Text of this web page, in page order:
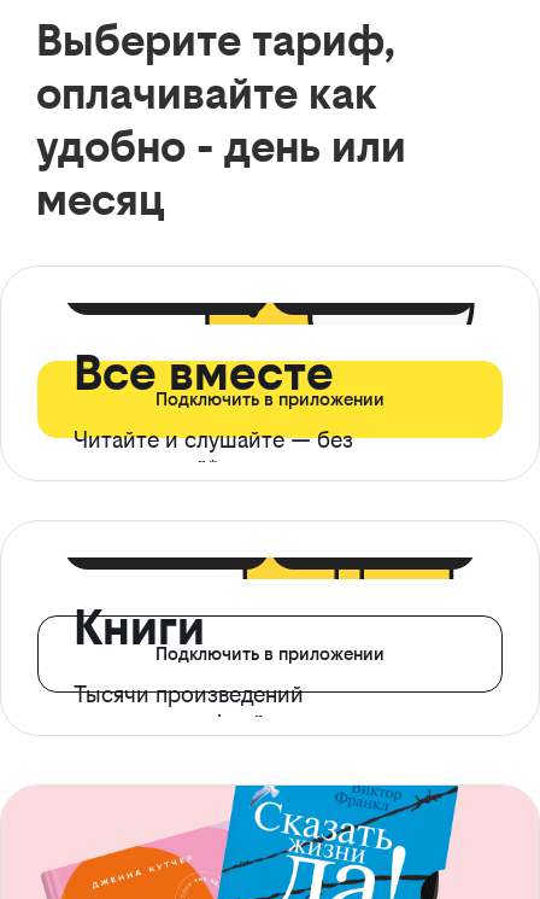
Выберите тариф,
оплачивайте как
удобно - день или
месяц
Все вместе
Читайте и слушайте — без
ограничений*
Подключить в приложении
Книги
Тысячи произведений
с доступом офлайн
Подключить в приложении